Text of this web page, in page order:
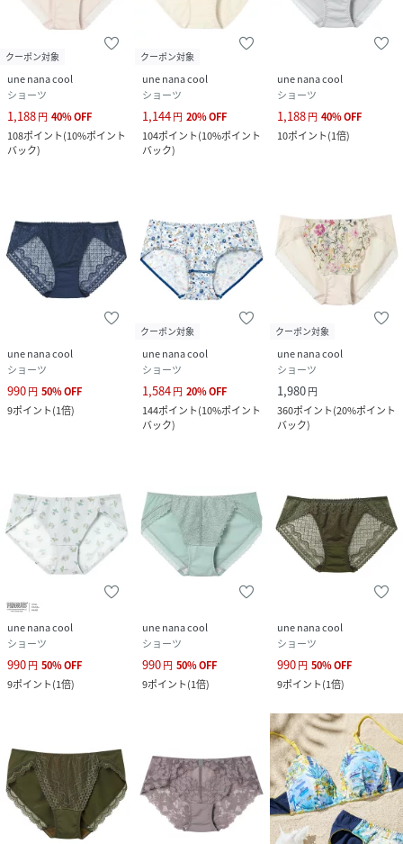
クーポン対象
une nana cool
ショーツ
1,188円 40%OFF
108ポイント(10%ポイント
バック)
クーポン対象
une nana cool
ショーツ
1,144円 20%OFF
104ポイント(10%ポイント
バック)
une nana cool
ショーツ
1,188円 40%OFF
10ポイント(1倍)
une nana cool
ショーツ
990円 50%OFF
9ポイント(1倍)
クーポン対象
une nana cool
ショーツ
1,584円 20%OFF
144ポイント(10%ポイント
バック)
クーポン対象
une nana cool
ショーツ
1,980円
360ポイント(20%ポイント
バック)
une nana cool
ショーツ
990円 50%OFF
9ポイント(1倍)
une nana cool
ショーツ
990円 50%OFF
9ポイント(1倍)
une nana cool
ショーツ
990円 50%OFF
9ポイント(1倍)